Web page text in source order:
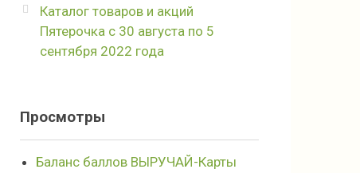
Каталог товаров и акций
Пятерочка с 30 августа по 5
сентября 2022 года
Просмотры
Баланс баллов ВЫРУЧАЙ-Карты